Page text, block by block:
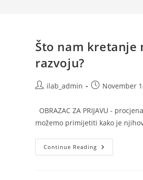
Što nam kretanje
razvoju?
Postilab_admin
PostNovember
OBRAZAC ZA PRIJAVU -
možemo primijetiti kako je
Continue Reading Što
Nam